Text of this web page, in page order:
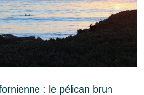
: le pélican brun